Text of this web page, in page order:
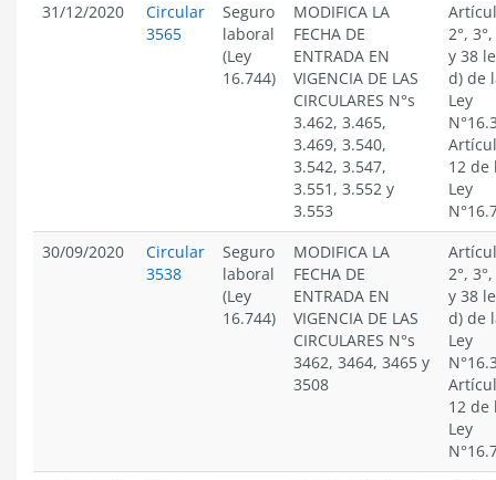
31/12/2020
Circular
3565
Seguro
laboral
(Ley
16.744)
MODIFICA LA
FECHA DE
ENTRADA EN
VIGENCIA DE LAS
CIRCULARES N°s
3.462, 3.465,
3.469, 3.540,
3.542, 3.547,
3.551, 3.552 y
3.553
2°,
y 38
d) de
Ley
12 de
Ley
30/09/2020
Circular
3538
Seguro
laboral
(Ley
16.744)
MODIFICA LA
FECHA DE
ENTRADA EN
VIGENCIA DE LAS
CIRCULARES N°s
3462, 3464, 3465 y
3508
2°,
y 38
d) de
Ley
12 de
Ley